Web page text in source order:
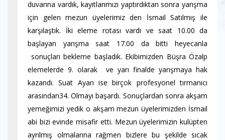
duvarına vardık, kayıtlarımızı yaptırdıktan sonra yarışma
için gelen mezun üyelerimiz den İsmail Satılmış ile
karşılaştık. İki eleme rotası vardı ve saat 10.00 da
başlayan yarışma saat 17.00 da bitti heyecanla
sonuçları bekleme başladık. Ekibimizden Büşra Özalp
elemelerde 9. olarak ve yarı finalde yarışmaya hak
kazandı. Suat Ayan ise birçok profesyonel tırmanıcı
arasından34. Olmayı başardı. Sonuçlardan sonra akşam
yemeğimizi yedik o akşam mezun üyelerimizden İsmail
abi bizi evinde misafir etti. Mezun üyelerimizin kulüpten
ayrılmış olmalarına rağmen bizlere bu şekilde sıcak